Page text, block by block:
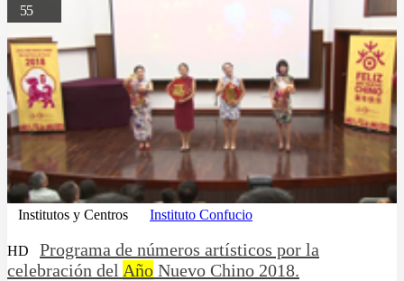
55
Institutos y Centros Instituto Confucio
HD
Programa de números artísticos por la
celebración del Año Nuevo Chino 2018.